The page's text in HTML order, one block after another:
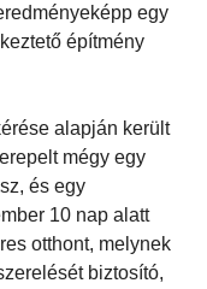
egy
építmény
alapján került
mégy egy
és egy
10 nap alatt
otthont, melynek
biztosító,